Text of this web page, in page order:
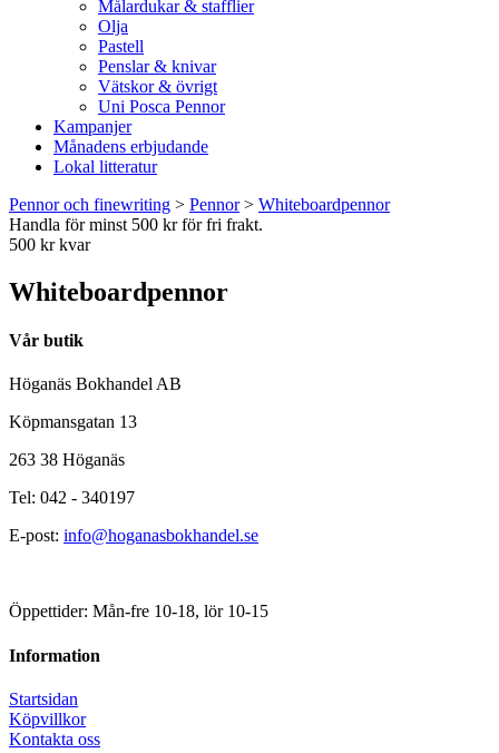
Målardukar & stafflier
Olja
Pastell
Penslar & knivar
Vätskor & övrigt
Uni Posca Pennor
Kampanjer
Månadens erbjudande
Lokal litteratur
Pennor och finewriting > Pennor> Whiteboardpennor
Handla för minst 500 kr för fri frakt.
500 kr kvar
Whiteboardpennor
Vår butik
Höganäs Bokhandel AB
Köpmansgatan 13
263 38 Höganäs
Tel: 042 - 340197
E-post: info@hoganasbokhandel.se
Öppettider: Mån-fre 10-18, lör 10-15
Information
Startsidan
Köpvillkor
Kontakta oss